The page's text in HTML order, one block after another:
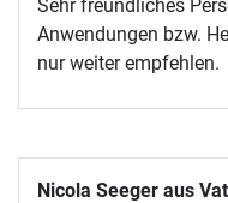
Sehr freundliches
Anwendungen bzw.
nur weiter empfehlen.
Nicola Seeger aus